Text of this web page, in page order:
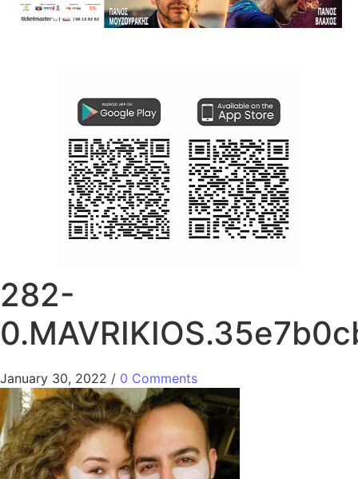
282-
January 30, 2022 / 0 Comments